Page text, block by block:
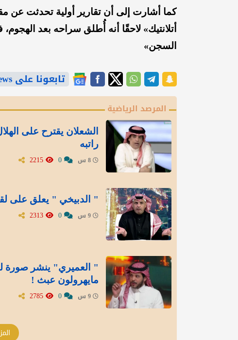
كما أشارت إلى أن تقارير أولية تحدثت عن
أتلانتيك» لاحقًا أنه أُطلق سراحه بعد
السجن»
تابعونا على Google News
المرصد الرياضية
الشعلان يقترح على
راتبه
" الدبيخي " يعلق على
" العميري" ينشر صورة
مايهرولون عبث !